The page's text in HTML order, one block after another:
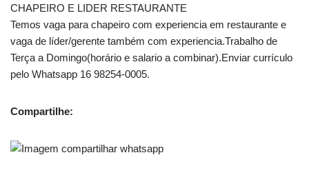
CHAPEIRO E LIDER RESTAURANTE
Temos vaga para chapeiro com experiencia em restaurante e
vaga de líder/gerente também com experiencia.Trabalho de
Terça a Domingo(horário e salario a combinar).Enviar currículo
pelo Whatsapp 16 98254-0005.
Compartilhe: